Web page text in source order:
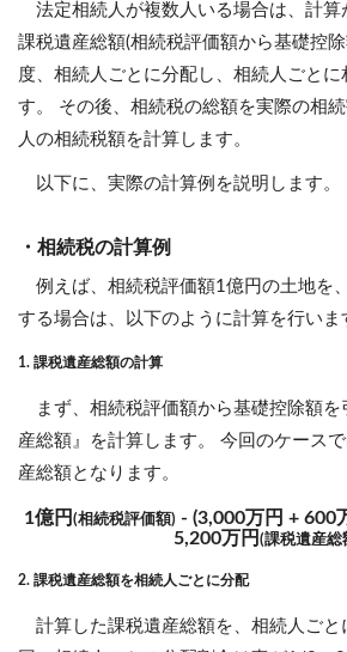
法定相続人が複数人いる場合は、計算
課税遺産総額(相続税評価額から基礎控
度、相続人ごとに分配し、相続人ごとに
す。 その後、相続税の総額を実際の相
人の相続税額を計算します。
以下に、実際の計算例を説明します。
・相続税の計算例
例えば、相続税評価額1億円の土地を
する場合は、以下のように計算を行いま
1. 課税遺産総額の計算
まず、相続税評価額から基礎控除額
産総額』を計算します。 今回のケース
産総額となります。
1億円 (相続税評価額) - (3,000万円 + 600
5,200万円 (課税遺産総
2. 課税遺産総額を相続人ごとに分配
計算した課税遺産総額を、相続人ごと